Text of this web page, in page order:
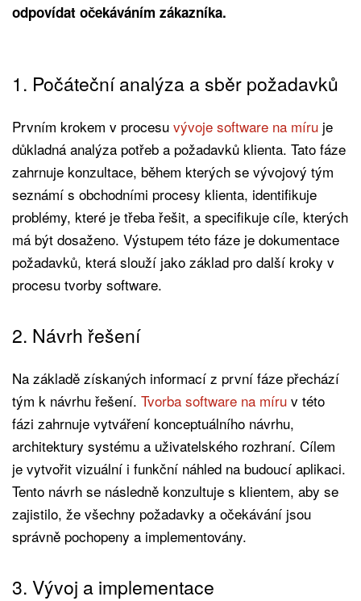
odpovídat očekáváním zákazníka.
1. Počáteční analýza a sběr požadavků
Prvním krokem v procesu vývoje software na míru je
důkladná analýza potřeb a požadavků klienta. Tato fáze
zahrnuje konzultace, během kterých se vývojový tým
seznámí s obchodními procesy klienta, identifikuje
problémy, které je třeba řešit, a specifikuje cíle, kterých
má být dosaženo. Výstupem této fáze je dokumentace
požadavků, která slouží jako základ pro další kroky v
procesu tvorby software.
2. Návrh řešení
Na základě získaných informací z první fáze přechází
tým k návrhu řešení. Tvorba software na míru v této
fázi zahrnuje vytváření konceptuálního návrhu,
architektury systému a uživatelského rozhraní. Cílem
je vytvořit vizuální i funkční náhled na budoucí aplikaci.
Tento návrh se následně konzultuje s klientem, aby se
zajistilo, že všechny požadavky a očekávání jsou
správně pochopeny a implementovány.
3. Vývoj a implementace